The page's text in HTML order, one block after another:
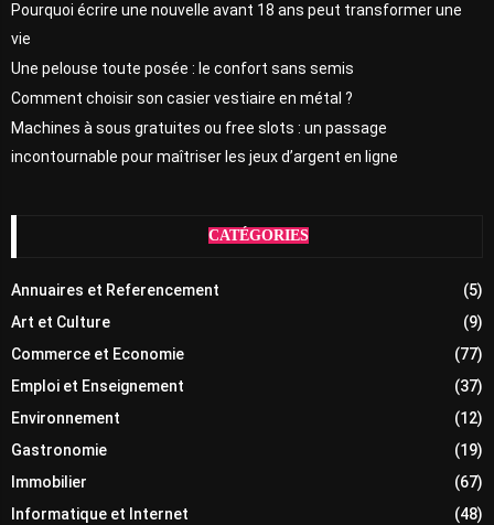
Pourquoi écrire une nouvelle avant 18 ans peut transformer une
vie
Une pelouse toute posée : le confort sans semis
Comment choisir son casier vestiaire en métal ?
Machines à sous gratuites ou free slots : un passage
incontournable pour maîtriser les jeux d’argent en ligne
CATÉGORIES
Annuaires et Referencement
(5)
Art et Culture
(9)
Commerce et Economie
(77)
Emploi et Enseignement
(37)
Environnement
(12)
Gastronomie
(19)
Immobilier
(67)
Informatique et Internet
(48)